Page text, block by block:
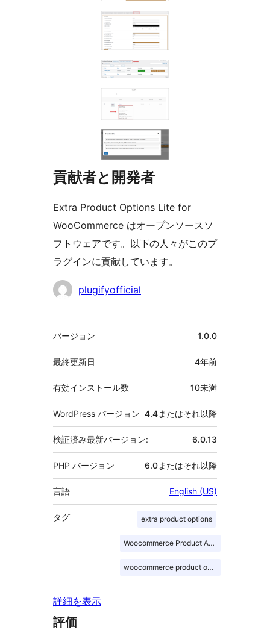
貢献者と開発者
Extra Product Options Lite for
WooCommerce はオープンソースソ
フトウェアです。以下の人々がこのプ
ラグインに貢献しています。
貢
plugifyofficial
メ
タ
バージョン 1.0.0
最終更新日 4年前
有効インストール数 10未満
WordPress バージョン 4.4またはそれ以降
検証済み最新バージョン: 6.0.13
PHP バージョン 6.0またはそれ以降
言語 English (US)
タグ extra product options
Woocommerce Product Addons
woocommerce product options
詳細を表示
評価